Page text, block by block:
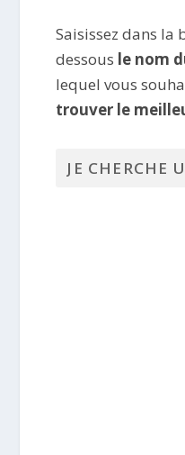
Saisissez dans la
dessous le nom
lequel vous
trouver le